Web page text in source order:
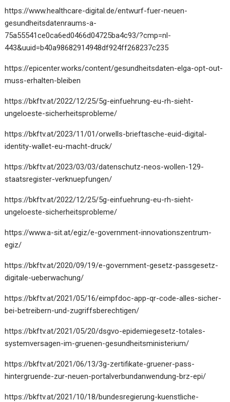
https://www.healthcare-digital.de/entwurf-fuer-neuen-
gesundheitsdatenraums-a-
75a55541ce0ca6ed0466d04725ba4c93/?cmp=nl-
443&uuid=b40a98682914948df924ff268237c235
https://epicenter.works/content/gesundheitsdaten-elga-opt-out-
muss-erhalten-bleiben
https://bkftv.at/2022/12/25/5g-einfuehrung-eu-rh-sieht-
ungeloeste-sicherheitsprobleme/
https://bkftv.at/2023/11/01/orwells-brieftasche-euid-digital-
identity-wallet-eu-macht-druck/
https://bkftv.at/2023/03/03/datenschutz-neos-wollen-129-
staatsregister-verknuepfungen/
https://bkftv.at/2022/12/25/5g-einfuehrung-eu-rh-sieht-
ungeloeste-sicherheitsprobleme/
https://www.a-sit.at/egiz/e-government-innovationszentrum-
egiz/
https://bkftv.at/2020/09/19/e-government-gesetz-passgesetz-
digitale-ueberwachung/
https://bkftv.at/2021/05/16/eimpfdoc-app-qr-code-alles-sicher-
bei-betreibern-und-zugriffsberechtigen/
https://bkftv.at/2021/05/20/dsgvo-epidemiegesetz-totales-
systemversagen-im-gruenen-gesundheitsministerium/
https://bkftv.at/2021/06/13/3g-zertifikate-gruener-pass-
hintergruende-zur-neuen-portalverbundanwendung-brz-epi/
https://bkftv.at/2021/10/18/bundesregierung-kuenstliche-